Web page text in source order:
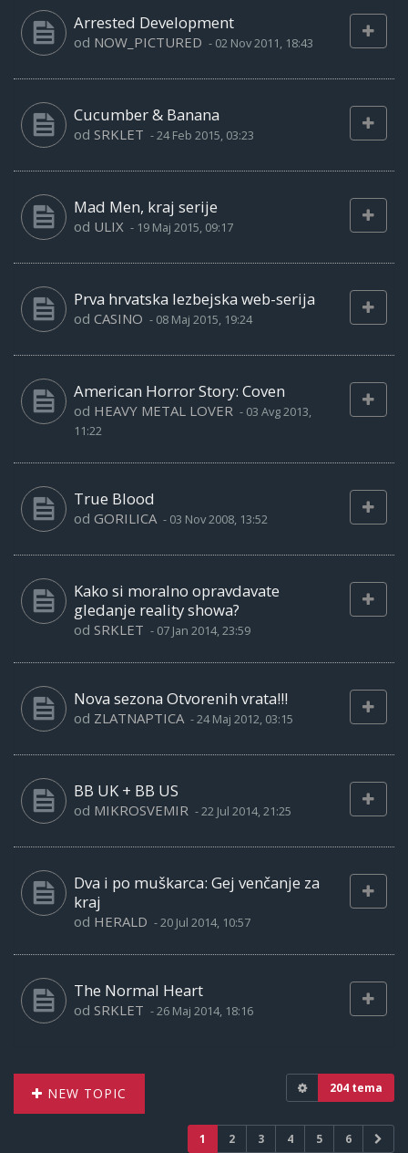
Arrested Development
od NOW_PICTURED - 02 Nov 2011, 18:43
Cucumber & Banana
od SRKLET -24 Feb 2015, 03:23
Mad Men, kraj serije
od ULIX - 19 Maj 2015, 09:17
Prva hrvatska lezbejska web-serija
od CASINO - 08 Maj 2015, 19:24
American Horror Story: Coven
od HEAVY METAL LOVER - 03 Avg 2013,
11:22
True Blood
od GORILICA - 03 Nov 2008, 13:52
Kako si moralno opravdavate
gledanje reality showa?
od SRKLET - 07 Jan 2014, 23:59
Nova sezona Otvorenih vrata!!!
od ZLATNAPTICA -24 Maj 2012, 03:15
BB UK + BB US
od MIKROSVEMIR -22 Jul 2014, 21:25
Dva i po muškarca: Gej venčanje za
kraj
od HERALD -20 Jul 2014, 10:57
The Normal Heart
od SRKLET -26 Maj 2014, 18:16
NEW TOPIC 204 tema
1 2 3 4 5 6